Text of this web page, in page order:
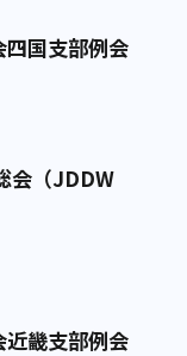
国支部例会
会（JDDW
畿支部例会